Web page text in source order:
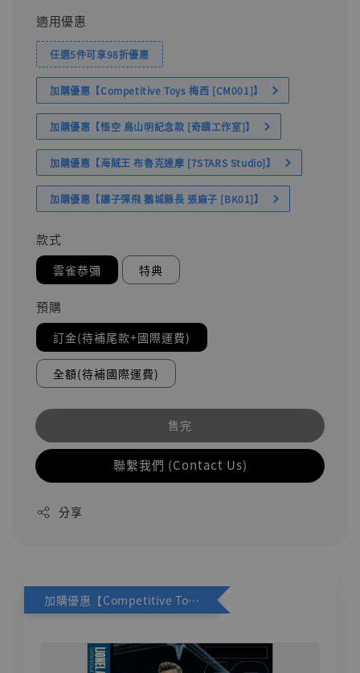
適用優惠
任選5件可享98折優惠
加購優惠【Competitive Toys 梅西 [CM001]】
加購優惠【悟空 鳥山明紀念款 [奇蹟工作室]】
加購優惠【海賊王 布魯克達摩 [7STARS Studio]】
加購優惠【讓子彈飛 鵝城縣長 張麻子 [BK01]】
款式
雲雀恭彌 特典
預購
訂金(待補尾款+國際運費)
全額(待補國際運費)
售完
聯繫我們 (Contact Us)
分享
加購優惠【Competitive Toys 梅西 [CM001]】